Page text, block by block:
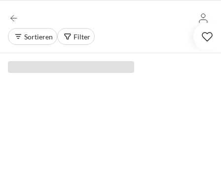
Sortieren Filter